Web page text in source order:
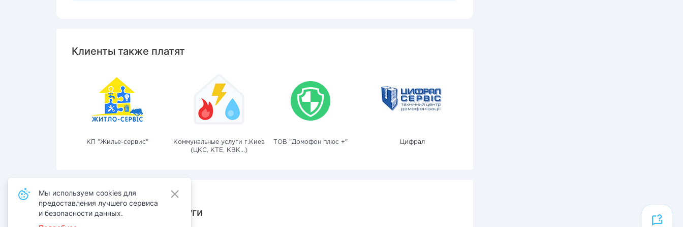
Клиенты также платят
КП "Жилье-сервис"
Коммунальные услуги г.Киев
(ЦКС, КТЕ, КВК...)
ТОВ "Домофон плюс +" Цифрал
Также оплачивают услуги
Мы используем cookies для
предоставления лучшего сервиса
и безопасности данных.